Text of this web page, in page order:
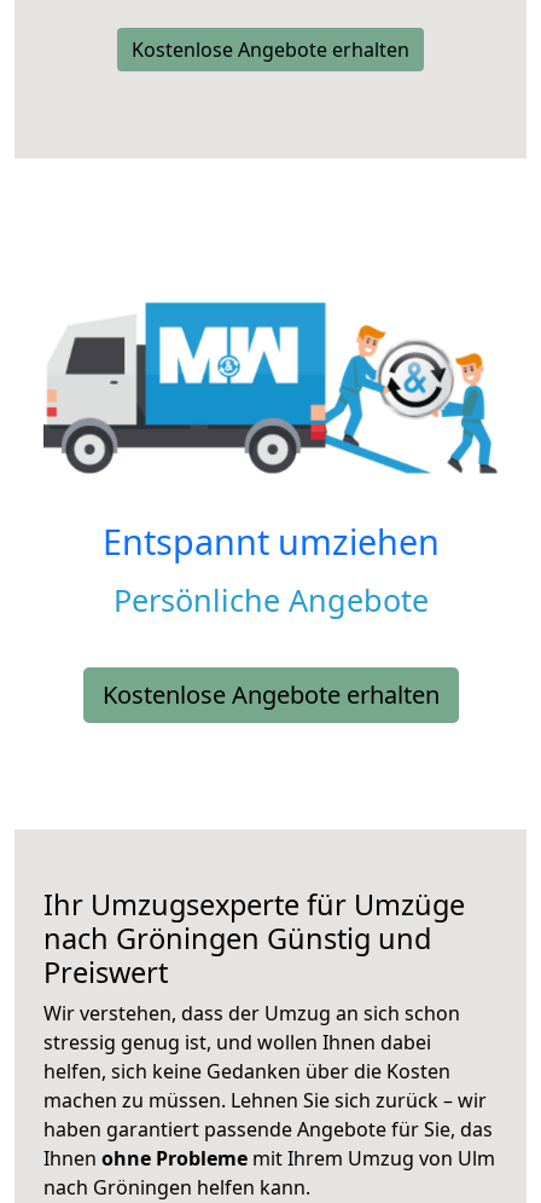
Kostenlose Angebote erhalten
Entspannt umziehen
Persönliche Angebote
Kostenlose Angebote erhalten
Ihr Umzugsexperte für Umzüge
nach Gröningen Günstig und
Preiswert
Wir verstehen, dass der Umzug an sich schon
stressig genug ist, und wollen Ihnen dabei
helfen, sich keine Gedanken über die Kosten
machen zu müssen. Lehnen Sie sich zurück – wir
haben garantiert passende Angebote für Sie, das
Ihnen ohne Probleme mit Ihrem Umzug von Ulm
nach Gröningen helfen kann.